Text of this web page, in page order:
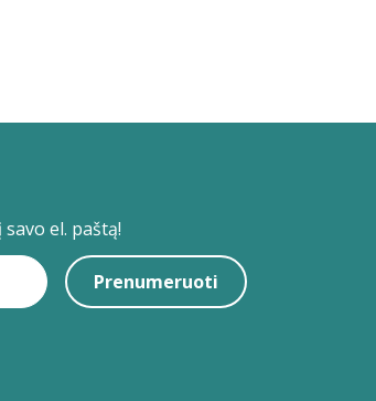
el. paštą!
Prenumeruoti